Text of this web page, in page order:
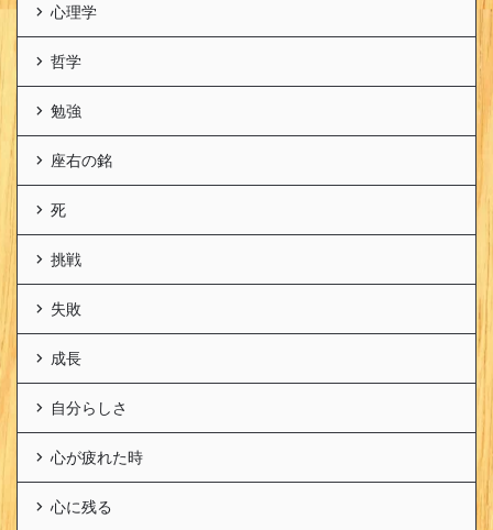
心理学
哲学
勉強
座右の銘
死
挑戦
失敗
成長
自分らしさ
心が疲れた時
心に残る